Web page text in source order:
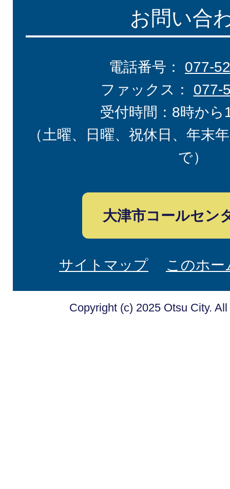
お問い合
電話番号： 077-
ファックス： 077-
受付時間：8時から
（土曜、日曜、祝休日、年末
で）
大津市コールセン
サイトマップ このホ
Copyright (c) 2025 Otsu City.